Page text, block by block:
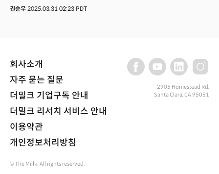
정보 인식과 AI 기반 음성 대화뿐만 아니라 다양한 생활 속 멀티미디어 기능을
스피커를 내장, 음악 감상뿐만 아니라 전화 수신 및 통화도 가능하다.
에이아이눈은 스마트폰을 들지 않는 상황에서 일상생활을 편리하게 활용될 수
있도록 개발됐다. 실제 헬스장에서 운동기구를 바라보며 "이 기구 사용법
알려줘"라고 말하면 사용법을 상세히 설명해 주고 해외여행 중 외국어
요리, 운동 등 일상의 다양한 순간에 AI 어시스턴트 역할을 수행할 수 있다.
에이아이눈은 3월 31일부터 한국 시장에서 브랜드 홈페이지를 통해 사전
예약 판매를 시작한다. 뿔테와 하금테 각각 2가지 스타일로 총 4개 제품이
출시된다. 가격은 4월 한달간 15%, 5월부터 10% 할인가에 판매된다. 오는
글로벌 판매를 시작하며, 연말까지 전 세계 주요 마켓에서 구매할 수 있도록
권순우 2025.03.31 02:23 PDT
회사소개
자주 묻는 질문
더밀크 기업구독 안내
더밀크 리서치 서비스 안내
이용약관
개인정보처리방침
2905 Homestead Rd,
Santa Clara, CA 95051
© The Miilk. All rights reserved.